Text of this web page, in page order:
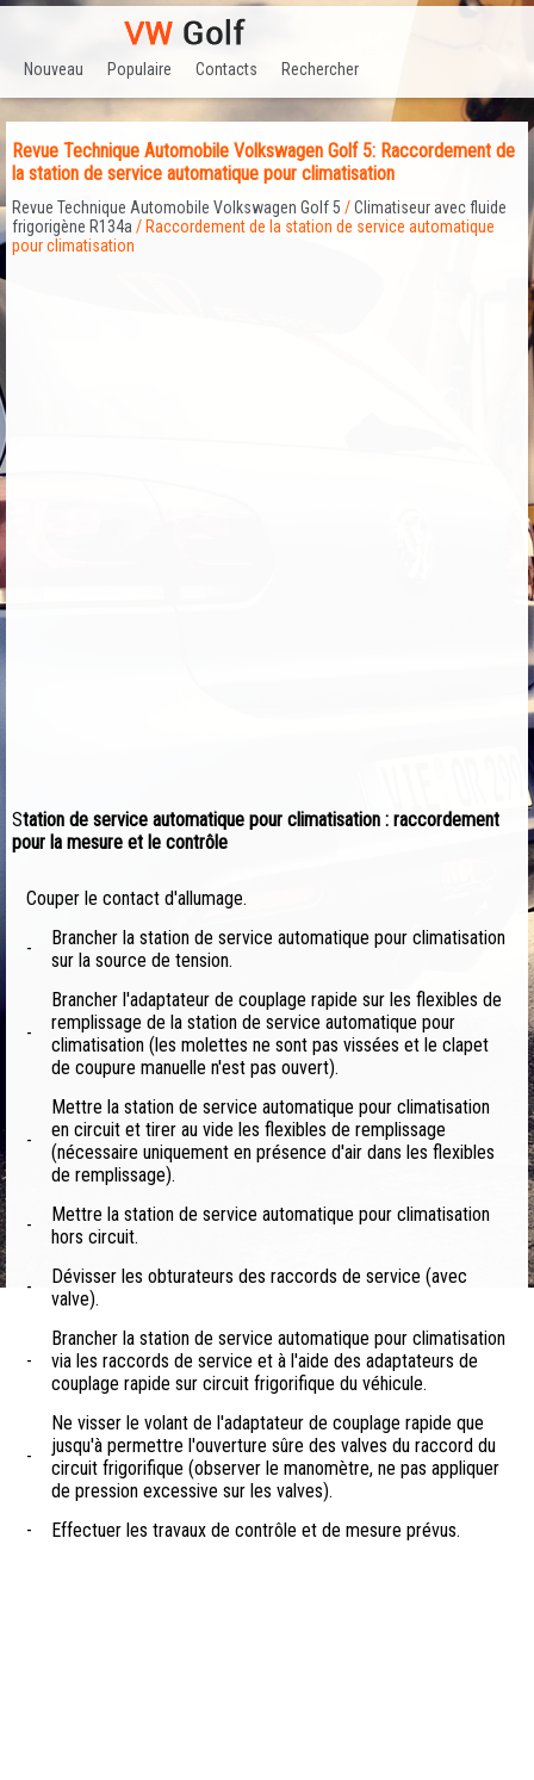
Nouveau Populaire Contacts Rechercher
Revue Technique Automobile Volkswagen Golf 5: Raccordement de
la station de service automatique pour climatisation
Revue Technique Automobile Volkswagen Golf 5 /Climatiseur avec fluide
frigorigène R134a / Raccordement de la station de service automatique
pour climatisation
Station de service automatique pour climatisation : raccordement
pour la mesure et le contrôle
Couper le contact d'allumage.
-
Brancher la station de service automatique pour climatisation
sur la source de tension.
-
Brancher l'adaptateur de couplage rapide sur les flexibles de
remplissage de la station de service automatique pour
climatisation (les molettes ne sont pas vissées et le clapet
de coupure manuelle n'est pas ouvert).
-
Mettre la station de service automatique pour climatisation
en circuit et tirer au vide les flexibles de remplissage
(nécessaire uniquement en présence d'air dans les flexibles
de remplissage).
-
Mettre la station de service automatique pour climatisation
hors circuit.
-
Dévisser les obturateurs des raccords de service (avec
valve).
-
Brancher la station de service automatique pour climatisation
via les raccords de service et à l'aide des adaptateurs de
couplage rapide sur circuit frigorifique du véhicule.
-
Ne visser le volant de l'adaptateur de couplage rapide que
jusqu'à permettre l'ouverture sûre des valves du raccord du
circuit frigorifique (observer le manomètre, ne pas appliquer
de pression excessive sur les valves).
-
Effectuer les travaux de contrôle et de mesure prévus.